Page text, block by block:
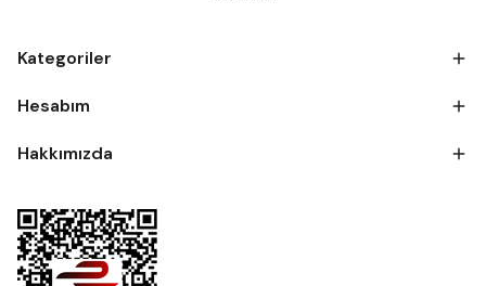
Kategoriler
Hesabım
Hakkımızda